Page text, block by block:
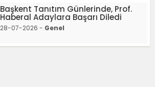
Başkent Tanıtım Günlerinde, Prof.
Haberal Adaylara Başarı Diledi
28-07-2026 - Genel